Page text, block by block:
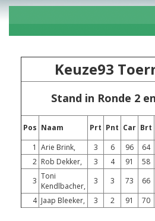
Keuze93
Stand in Ronde 2
Pos Naam Prt Pnt Car Brt
1 Arie Brink, 3 6 96 64
2 Rob Dekker, 3 4 91 58
3 Toni
Kendlbacher,
3 3 73 66
4 Jaap Bleeker, 3 2 91 70